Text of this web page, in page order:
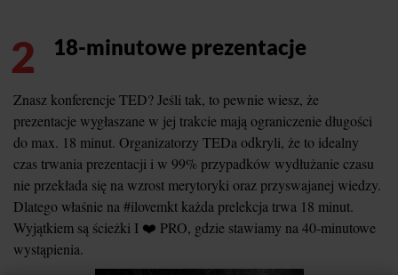
2 18-minutowe prezentacje
Znasz konferencje TED? Jeśli tak, to pewnie wiesz, że
prezentacje wygłaszane w jej trakcie mają ograniczenie długości
do max. 18 minut. Organizatorzy TEDa odkryli, że to idealny
czas trwania prezentacji i w 99% przypadków wydłużanie czasu
nie przekłada się na wzrost merytoryki oraz przyswajanej wiedzy.
Dlatego właśnie na #ilovemkt każda prelekcja trwa 18 minut.
Wyjątkiem są ścieżki I ❤️ PRO, gdzie stawiamy na 40-minutowe
wystąpienia.